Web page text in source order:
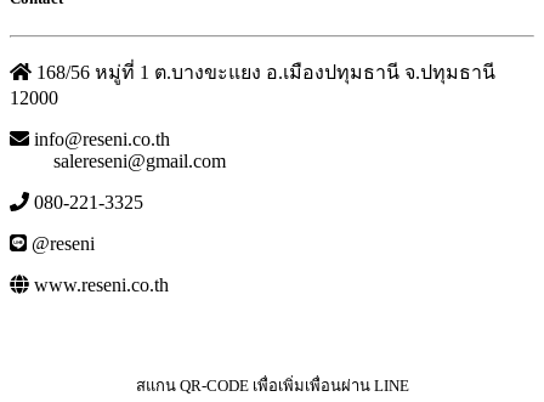
168/56 หมู่ที่ 1 ต.บางขะแยง อ.เมืองปทุมธานี จ.ปทุมธานี
12000
info@reseni.co.th
salereseni@gmail.com
080-221-3325
@reseni
www.reseni.co.th
สแกน QR-CODE เพื่อเพิ่มเพื่อนผ่าน LINE